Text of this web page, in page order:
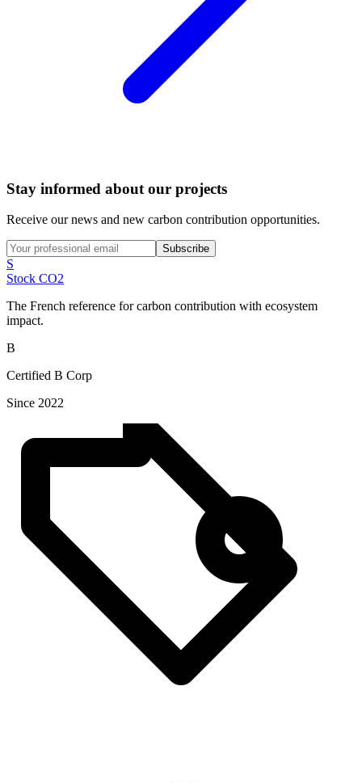
Stay informed about our projects
Receive our news and new carbon contribution opportunities.
Subscribe
S
Stock CO2
The French reference for carbon contribution with ecosystem
impact.
B
Certified B Corp
Since 2022